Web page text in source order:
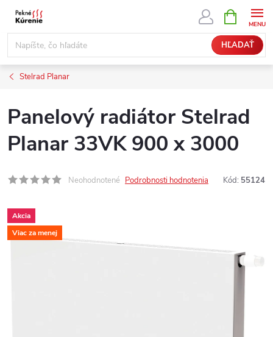
Prejsť
obsah
HĽADAŤ
KOŠÍK
Stelrad Planar
Panelový radiátor Stelrad
Planar 33VK 900 x 3000
Neohodnotené Podrobnosti hodnotenia Kód: 55124
Akcia
Viac za menej